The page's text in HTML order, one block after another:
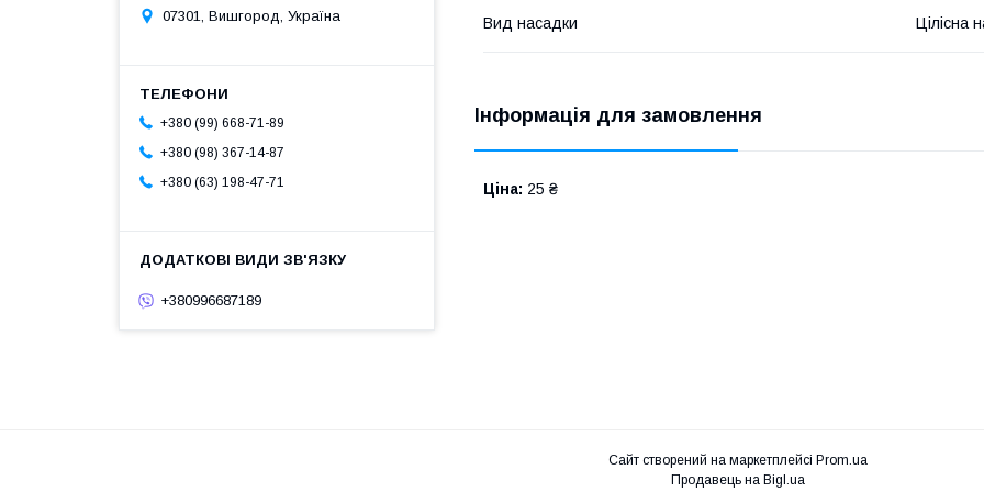
Вид насадки Цілісна
Інформація для замовлення
Ціна: 25 ₴
07301, Вишгород, Україна
+380 (99) 668-71-89
+380 (98) 367-14-87
+380 (63) 198-47-71
+380996687189
Сайт створений на маркетплейсі Prom.ua
Продавець на Bigl.ua